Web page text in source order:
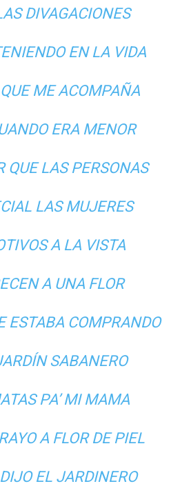
DIVAGACIONES
EN LA VIDA
ME ACOMPAÑA
ERA MENOR
QUE LAS PERSONAS
LAS MUJERES
A LA VISTA
A UNA FLOR
ESTABA COMPRANDO
SABANERO
PA’ MI MAMA
A FLOR DE PIEL
EL JARDINERO